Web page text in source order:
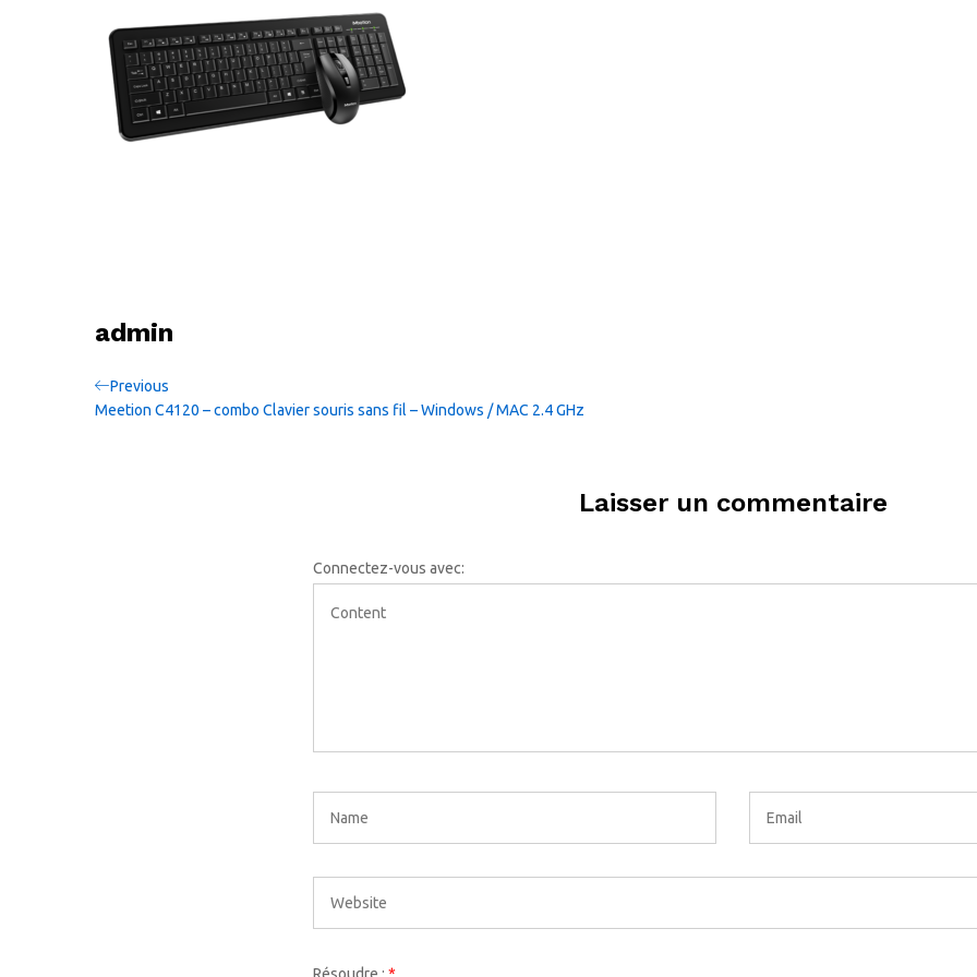
admin
Navigation
Previous
Post
Previous
Meetion C4120 – combo Clavier souris sans fil – Windows / MAC 2.4 GHz
Laisser un commentaire
Connectez-vous avec: